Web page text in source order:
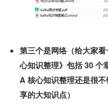
第三个是网络（给大家
心知识整理》包括 30 个
A 核心知识整理还是很
享的大知识点）